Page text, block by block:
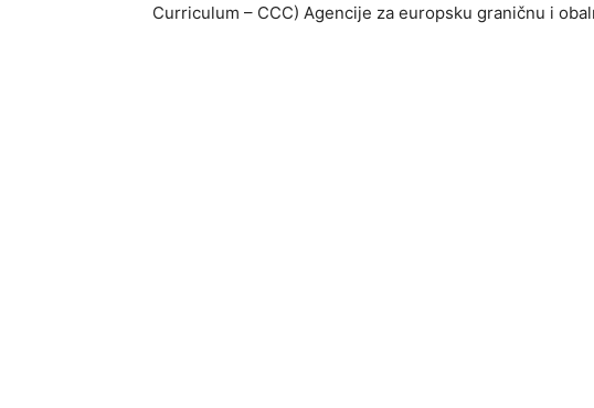
Curriculum – CCC) Agencije za europsku graničnu i